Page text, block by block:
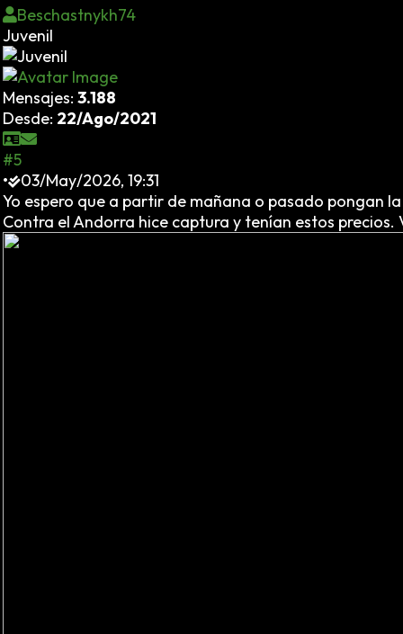
Beschastnykh74
Juvenil
Mensajes: 3.188
Desde: 22/Ago/2021
#5
•
03/May/2026, 19:31
Yo espero que a partir de mañana o pasado pongan
Contra el Andorra hice captura y tenían estos precios.